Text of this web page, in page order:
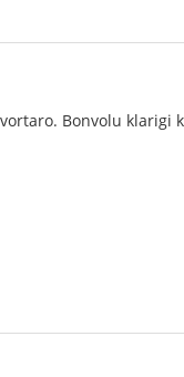
Bonvolu klarigi